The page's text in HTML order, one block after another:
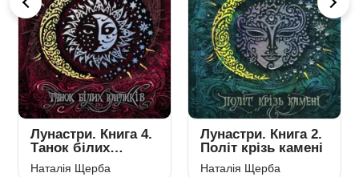
Лунастри. Книга 4.
Танок білих
карликів
Наталія Щерба
Лунастри. Книга 2.
Політ крізь камені
Наталія Щерба